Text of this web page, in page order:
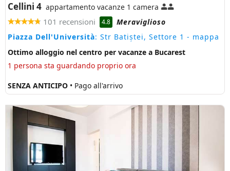
Cellini 4 appartamento vacanze 1 camera
101 recensioni 4.8
Meraviglioso
Piazza Dell'Università: Str Batiștei, Settore 1 - mappa
Ottimo alloggio nel centro per vacanze a Bucarest
1 persona sta guardando proprio ora
SENZA ANTICIPO • Pago all'arrivo